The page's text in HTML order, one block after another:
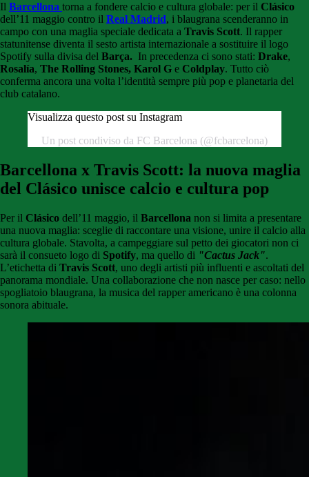
Il Barcellona torna a fondere calcio e cultura globale: per il Clásico
dell’11 maggio contro il Real Madrid, i blaugrana scenderanno in
campo con una maglia speciale dedicata a Travis Scott. Il rapper
statunitense diventa il sesto artista internazionale a sostituire il logo
Spotify sulla divisa del Barça. In precedenza ci sono stati: Drake,
Rosalía, The Rolling Stones, Karol G e Coldplay. Tutto ciò
conferma ancora una volta l’identità sempre più pop e planetaria del
club catalano.
Visualizza questo post su Instagram
Un post condiviso da FC Barcelona (@fcbarcelona)
Barcellona x Travis Scott: la nuova maglia
del Clásico unisce calcio e cultura pop
Per il Clásico dell’11 maggio, il Barcellona non si limita a presentare
una nuova maglia: sceglie di raccontare una visione, unire il calcio alla
cultura globale. Stavolta, a campeggiare sul petto dei giocatori non ci
sarà il consueto logo di Spotify, ma quello di "Cactus Jack".
L’etichetta di Travis Scott, uno degli artisti più influenti e ascoltati del
panorama mondiale. Una collaborazione che non nasce per caso: nello
spogliatoio blaugrana, la musica del rapper americano è una colonna
sonora abituale.